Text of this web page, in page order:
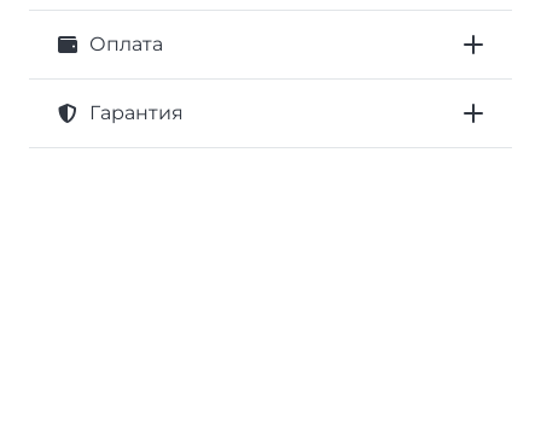
Оплата
Гарантия